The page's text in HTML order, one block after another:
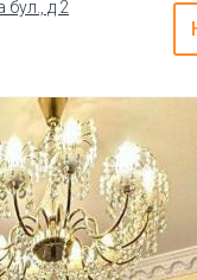
бул., д 2